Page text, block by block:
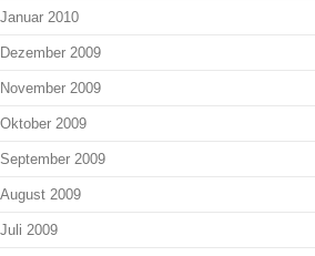
Januar 2010
Dezember 2009
November 2009
Oktober 2009
September 2009
August 2009
Juli 2009